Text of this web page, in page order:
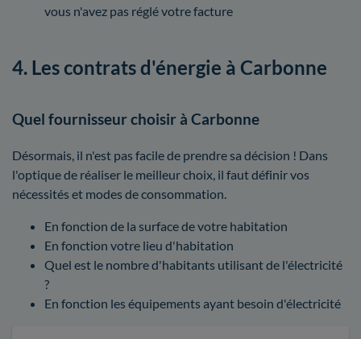
vous n'avez pas réglé votre facture
4. Les contrats d'énergie à Carbonne
Quel fournisseur choisir à Carbonne
Désormais, il n'est pas facile de prendre sa décision ! Dans
l'optique de réaliser le meilleur choix, il faut définir vos
nécessités et modes de consommation.
En fonction de la surface de votre habitation
En fonction votre lieu d'habitation
Quel est le nombre d'habitants utilisant de l'électricité
?
En fonction les équipements ayant besoin d'électricité